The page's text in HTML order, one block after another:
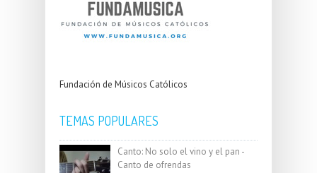
Fundación de Músicos Católicos
TEMAS POPULARES
Canto: No solo el vino y el pan -
Canto de ofrendas